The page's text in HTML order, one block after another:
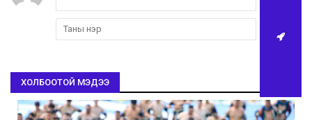
ХОЛБООТОЙ МЭДЭЭ